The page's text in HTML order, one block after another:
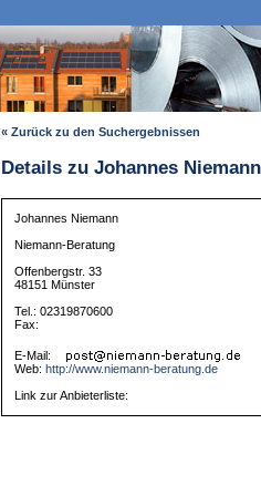
« Zurück zu den Suchergebnissen
Details zu Johannes Niemann
Johannes Niemann
Niemann-Beratung
Offenbergstr. 33
48151 Münster
Tel.: 02319870600
Fax:
E-Mail:
Web: http://www.niemann-beratung.de
Link zur Anbieterliste: